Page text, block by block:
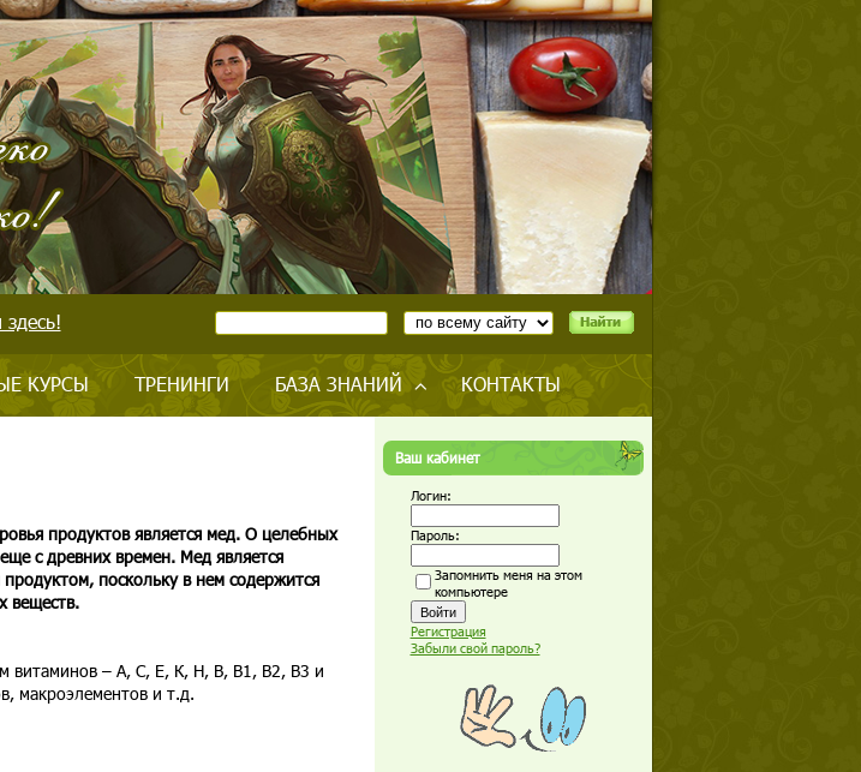
КУРСЫ ТРЕНИНГИ БАЗА ЗНАНИЙ КОНТАКТЫ
продуктов является мед. О целебных
с древних времен. Мед является
поскольку в нем содержится
веществ.
витаминов – А, С, Е, К, Н, В, В1, В2, В3 и
макроэлементов и т.д.
Ваш кабинет
Логин:
Пароль:
Запомнить меня на этом
компьютере
Регистрация
Забыли свой пароль?